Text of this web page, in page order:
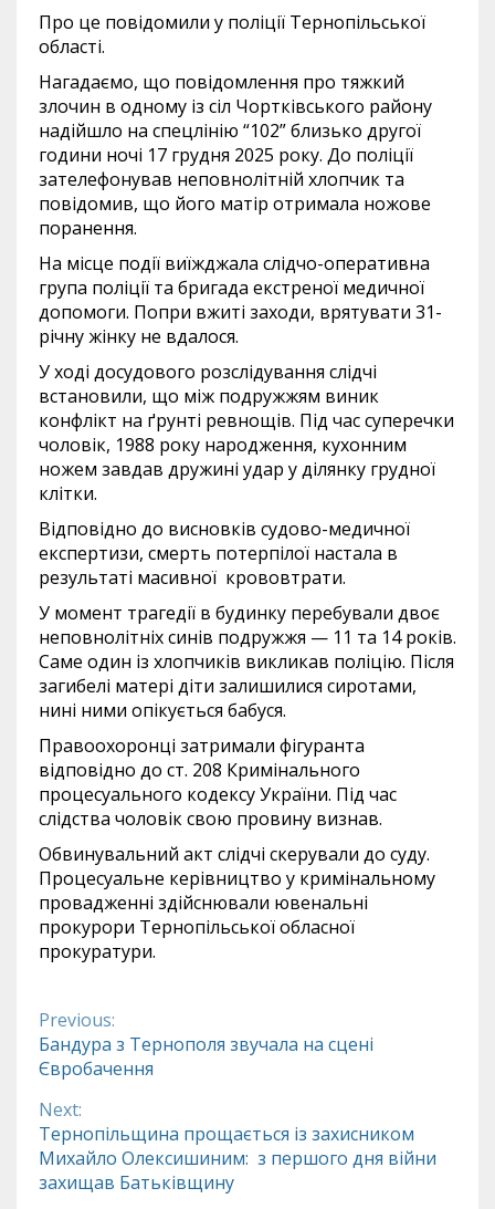
Про це повідомили у поліції Тернопільської
області.
Нагадаємо, що повідомлення про тяжкий
злочин в одному із сіл Чортківського району
надійшло на спецлінію “102” близько другої
години ночі 17 грудня 2025 року. До поліції
зателефонував неповнолітній хлопчик та
повідомив, що його матір отримала ножове
поранення.
На місце події виїжджала слідчо-оперативна
група поліції та бригада екстреної медичної
допомоги. Попри вжиті заходи, врятувати 31-
річну жінку не вдалося.
У ході досудового розслідування слідчі
встановили, що між подружжям виник
конфлікт на ґрунті ревнощів. Під час суперечки
чоловік, 1988 року народження, кухонним
ножем завдав дружині удар у ділянку грудної
клітки.
Відповідно до висновків судово-медичної
експертизи, смерть потерпілої настала в
результаті масивної крововтрати.
У момент трагедії в будинку перебували двоє
неповнолітніх синів подружжя — 11 та 14 років.
Саме один із хлопчиків викликав поліцію. Після
загибелі матері діти залишилися сиротами,
нині ними опікується бабуся.
Правоохоронці затримали фігуранта
відповідно до ст. 208 Кримінального
процесуального кодексу України. Під час
слідства чоловік свою провину визнав.
Обвинувальний акт слідчі скерували до суду.
Процесуальне керівництво у кримінальному
провадженні здійснювали ювенальні
прокурори Тернопільської обласної
прокуратури.
Continue
Reading
Previous:
Бандура з Тернополя звучала на сцені
Євробачення
Next:
Тернопільщина прощається із захисником
Михайло Олексишиним: з першого дня війни
захищав Батьківщину